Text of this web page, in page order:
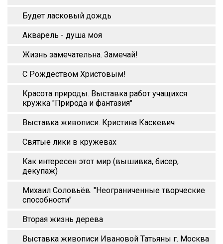
Будет ласковый дождь
Акварель - душа моя
Жизнь замечательна. Замечай!
С Рождеством Христовым!
Красота природы. Выставка работ учащихся
кружка "Природа и фантазия"
Выставка живописи. Кристина Каскевич
Святые лики в кружевах
Как интересен этот мир (вышивка, бисер,
декупаж)
Михаил Соловьёв. "Неограниченные творческие
способности"
Вторая жизнь дерева
Выставка живописи Ивановой Татьяны г. Москва